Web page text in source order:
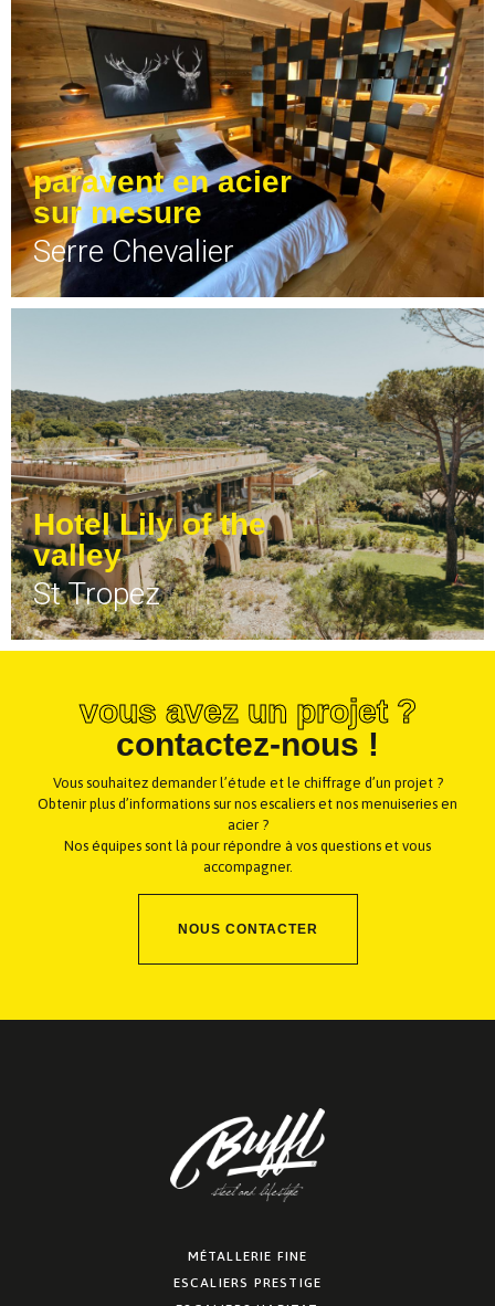
paravent en acier
sur mesure
Serre Chevalier
Hotel Lily of the
valley
St Tropez
vous avez un projet ?
contactez-nous !
Vous souhaitez demander l’étude et le chiffrage d’un projet ?
Obtenir plus d’informations sur nos escaliers et nos menuiseries en
acier ?
Nos équipes sont là pour répondre à vos questions et vous
accompagner.
NOUS CONTACTER
MÉTALLERIE FINE
ESCALIERS PRESTIGE